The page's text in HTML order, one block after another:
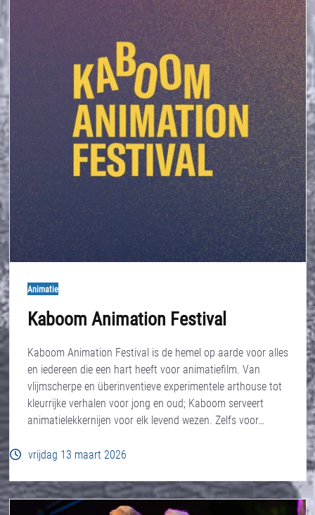
Animatie
Kaboom Animation Festival
Kaboom Animation Festival is de hemel op aarde voor alles
en iedereen die een hart heeft voor animatiefilm. Van
vlijmscherpe en überinventieve experimentele arthouse tot
kleurrijke verhalen voor jong en oud; Kaboom serveert
animatielekkernijen voor elk levend wezen. Zelfs voor…
vrijdag 13 maart 2026